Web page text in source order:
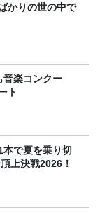
かりの世の中で
音楽コンクー
ト
本で夏を乗り切
上決戦2026！